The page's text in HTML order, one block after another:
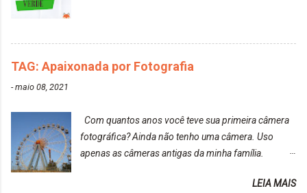
LIBERDADE PARA SER MAIS VOCÊ 10.04 LOURO
Par de luvas e um guia explicativo im...
TAG: Apaixonada por Fotografia
-maio 08, 2021
Com quantos anos você teve sua primeira câmera
fotográfica? Ainda não tenho uma câmera. Uso
apenas as câmeras antigas da minha família.
diria que gosto mais de fotografar, mas comecei a
LEIA MAIS